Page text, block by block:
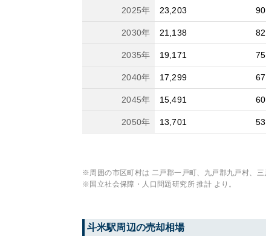
2025年 23,203
2030年 21,138
2035年 19,171
2040年 17,299
2045年 15,491
2050年 13,701
※周囲の市区町村は 二戸郡一戸町、九戸郡九戸村、
※国立社会保障・人口問題研究所 推計 より。
斗米駅周辺の売却相場